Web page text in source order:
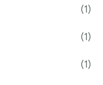
(1)
(1)
(1)